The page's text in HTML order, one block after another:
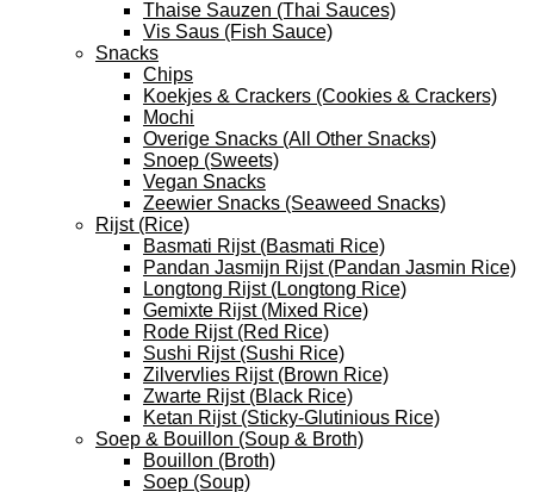
Thaise Sauzen (Thai Sauces)
Vis Saus (Fish Sauce)
Snacks
Chips
Koekjes & Crackers (Cookies & Crackers)
Mochi
Overige Snacks (All Other Snacks)
Snoep (Sweets)
Vegan Snacks
Zeewier Snacks (Seaweed Snacks)
Rijst (Rice)
Basmati Rijst (Basmati Rice)
Pandan Jasmijn Rijst (Pandan Jasmin Rice)
Longtong Rijst (Longtong Rice)
Gemixte Rijst (Mixed Rice)
Rode Rijst (Red Rice)
Sushi Rijst (Sushi Rice)
Zilvervlies Rijst (Brown Rice)
Zwarte Rijst (Black Rice)
Ketan Rijst (Sticky-Glutinious Rice)
Soep & Bouillon (Soup & Broth)
Bouillon (Broth)
Soep (Soup)